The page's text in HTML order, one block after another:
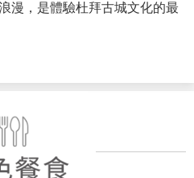
漫，是體驗杜拜古城文化的最